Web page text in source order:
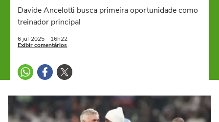
Davide Ancelotti busca primeira oportunidade como
treinador principal
6 jul 2025 - 16h22
Exibir comentários